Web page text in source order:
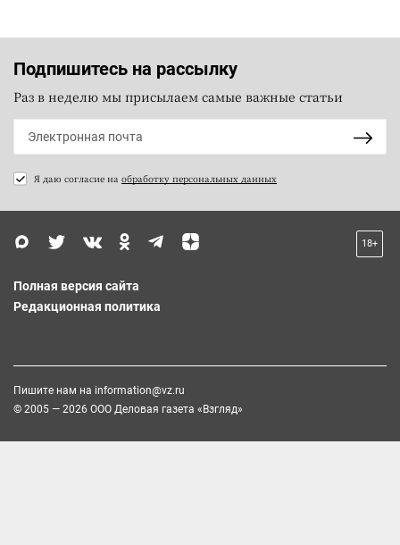
Подпишитесь на рассылку
Раз в неделю мы присылаем самые важные статьи
Я даю согласие на обработку персональных данных
18+
Полная версия сайта
Редакционная политика
Пишите нам на information@vz.ru
© 2005 — 2026 ООО Деловая газета «Взгляд»